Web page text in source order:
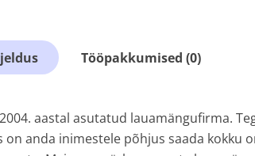
Tööpakkumised (0)
aastal asutatud lauamängufirma.
on anda inimestele põhjus saada kokku